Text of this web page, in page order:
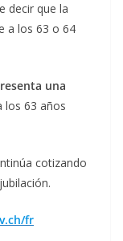
decir que la
a los 63 o 64
una
los 63 años
cotizando
fr